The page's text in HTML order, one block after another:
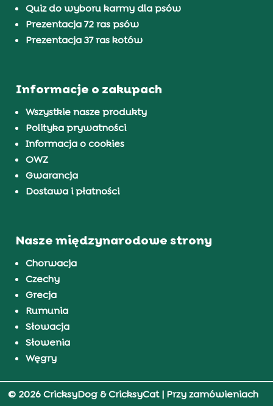
Quiz do wyboru karmy dla psów
Prezentacja 72 ras psów
Prezentacja 37 ras kotów
Informacje o zakupach
Wszystkie nasze produkty
Polityka prywatności
Informacja o cookies
OWZ
Gwarancja
Dostawa i płatności
Nasze międzynarodowe strony
Chorwacja
Czechy
Grecja
Rumunia
Słowacja
Słowenia
Węgry
© 2026 CricksyDog & CricksyCat| Przy zamówieniach